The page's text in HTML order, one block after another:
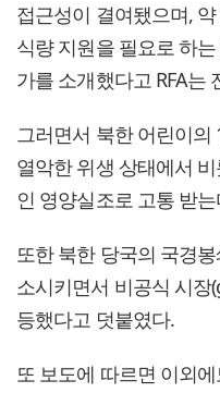
접근성이 결여됐으며,
식량 지원을 필요로 하
가를 소개했다고 RFA는
그러면서 북한 어린이의
열악한 위생 상태에서
인 영양실조로 고통 받
또한 북한 당국의 국경
소시키면서 비공식 시
등했다고 덧붙였다.
또 보도에 따르면 이외